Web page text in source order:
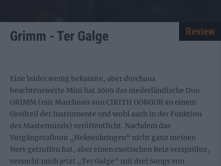
Grimm - Ter Galge Review
Eine leider wenig bekannte, aber durchaus
beachtenswerte Mini hat 2009 das niederländische Duo
GRIMM (mit Marchosis von CIRITH GORGOR an einem
Großteil der Instrumente und wohl auch in der Funktion
des Masterminds) veröffentlicht. Nachdem das
Vorgängeralbum „Heksenkringen“ nicht ganz meinen
Nerv getroffen hat, aber einen exotischen Reiz versprühte,
versucht mich jetzt „Ter Galge“ mit drei Songs von